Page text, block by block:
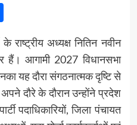
Share
के राष्ट्रीय अध्यक्ष नितिन नवीन
हैं। आगामी 2027 विधानसभा
यह दौरा संगठनात्मक दृष्टि से
दौरे के दौरान उन्होंने प्रदेश
पदाधिकारियों, जिला पंचायत